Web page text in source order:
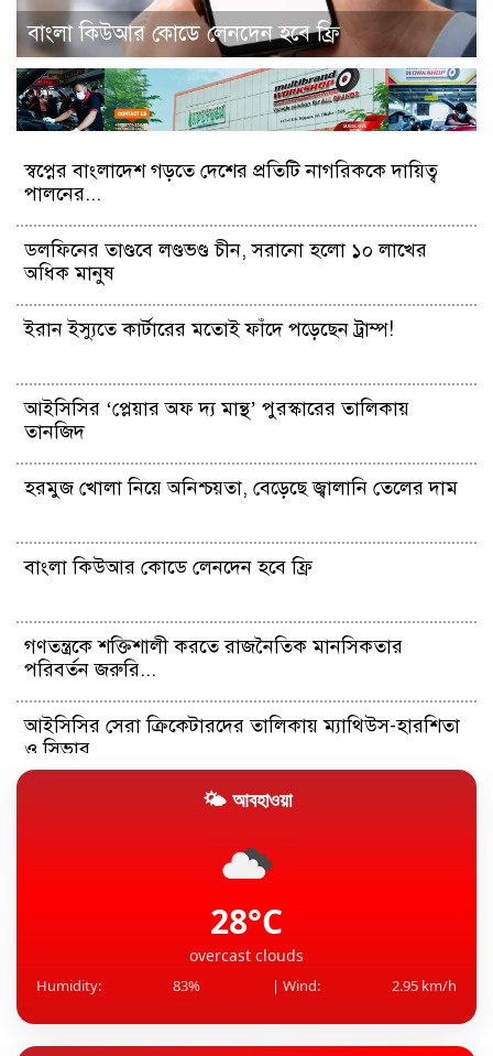
বাংলা কিউআর কোডে লেনদেন হবে ফ্রি
স্বপ্নের বাংলাদেশ গড়তে দেশের প্রতিটি নাগরিককে দায়িত্ব
পালনের...
ডলফিনের তাণ্ডবে লণ্ডভণ্ড চীন, সরানো হলো ১০ লাখের
‍অধিক মানুষ
ইরান ইস্যুতে কার্টারের মতোই ফাঁদে পড়েছেন ট্রাম্প!
আইসিসির ‘প্লেয়ার অফ দ্য মান্থ’ পুরস্কারের তালিকায়
তানজিদ
হরমুজ খোলা নিয়ে অনিশ্চয়তা, বেড়েছে জ্বালানি তেলের দাম
বাংলা কিউআর কোডে লেনদেন হবে ফ্রি
গণতন্ত্রকে শক্তিশালী করতে রাজনৈতিক মানসিকতার
পরিবর্তন জরুরি...
আইসিসির সেরা ক্রিকেটারদের তালিকায় ম্যাথিউস-হারশিতা
ও সিভার
রদ্রিকে দলে ভেড়াতে মরিয়া বার্সেলোনা, অনিশ্চিত ডি ইয়ংয়ের
এশিয়ার তেলের বাজারের ‘ইরান-ধাক্কা’ একাই সামলে দিচ্ছে
🌤 আবহাওয়া
28°C
overcast clouds
Humidity: 83% | Wind: 2.95 km/h